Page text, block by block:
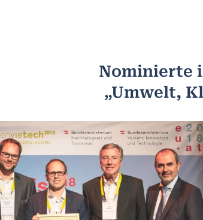
Nominierte
„Umwelt,